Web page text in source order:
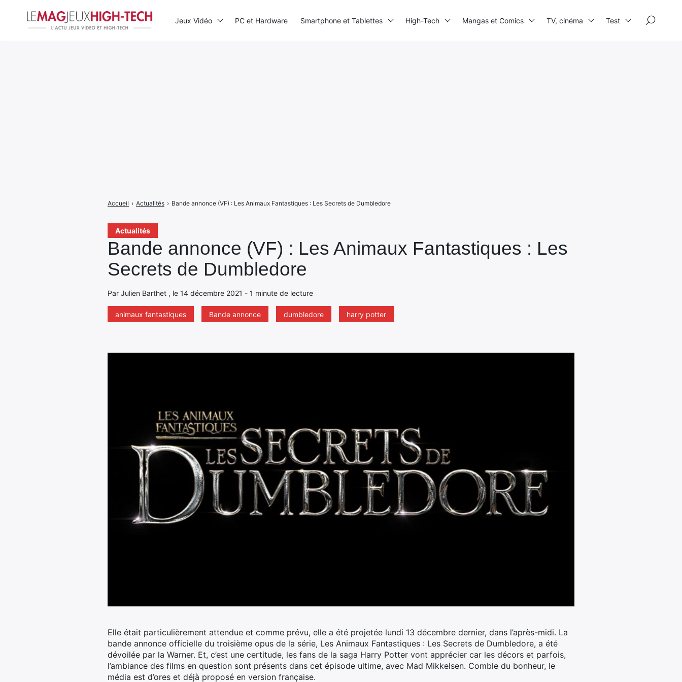
Actualités
Bande annonce (VF) : Les Animaux Fantastiques : Les
Secrets de Dumbledore
Par Julien Barthet , le 14 décembre 2021 - 1 minute de lecture
animaux fantastiques Bande annonce dumbledore harry potter
Accueil › Actualités › Bande annonce (VF) : Les Animaux Fantastiques : Les Secrets de Dumbledore
Elle était particulièrement attendue et comme prévu, elle a été projetée lundi 13 décembre dernier, dans l’après-midi. La
bande annonce officielle du troisième opus de la série, Les Animaux Fantastiques : Les Secrets de Dumbledore, a été
dévoilée par la Warner. Et, c’est une certitude, les fans de la saga Harry Potter vont apprécier car les décors et parfois,
l’ambiance des films en question sont présents dans cet épisode ultime, avec Mad Mikkelsen. Comble du bonheur, le
média est d’ores et déjà proposé en version française.
Jeux Vidéo PC et Hardware Smartphone et Tablettes High-Tech Mangas et Comics TV, cinéma Test